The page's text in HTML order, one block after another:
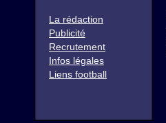
La rédaction
Publicité
Recrutement
Infos légales
Liens football